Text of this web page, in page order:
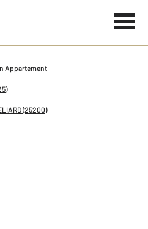
Appartement
(25200)